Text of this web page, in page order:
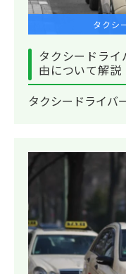
タクシ
タクシードラ
由について解説
タクシードライバ